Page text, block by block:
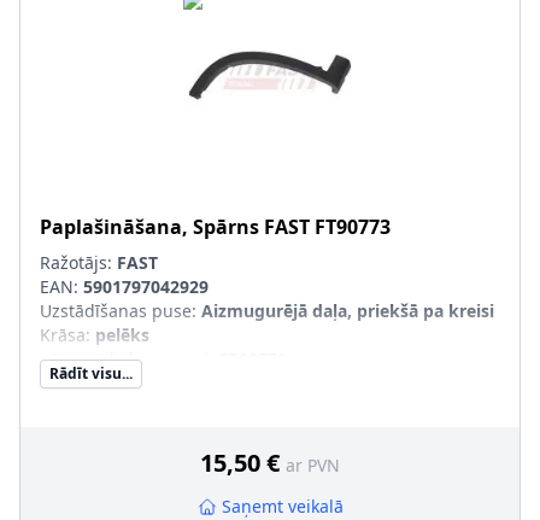
Paplašināšana, Spārns FAST FT90773
Ražotājs: FAST
EAN: 5901797042929
Uzstādīšanas puse: Aizmugurējā daļa, priekšā pa kreisi
Krāsa: pelēks
pāra artikulu numuri
Rādīt visu...
15,50 € ar PVN
Saņemt veikalā